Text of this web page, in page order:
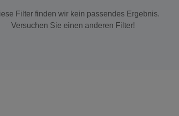
Filter finden wir kein passendes Ergebnis.
Versuchen Sie einen anderen Filter!